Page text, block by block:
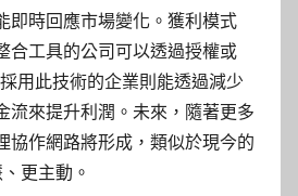
即時回應市場變化。獲利模式
合工具的公司可以透過授權或
用此技術的企業則能透過減少
流來提升利潤。未來，隨著更多
協作網路將形成，類似於現今的
更主動。